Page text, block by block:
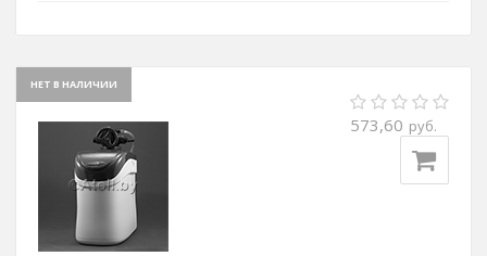
НЕТ В НАЛИЧИИ
573,60 руб.